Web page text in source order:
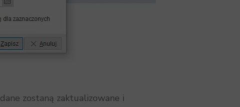
dane zostaną zaktualizowane i